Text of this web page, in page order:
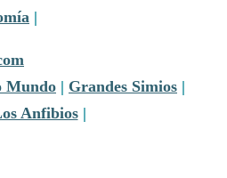
|
Mundo | Grandes Simios |
Anfibios|